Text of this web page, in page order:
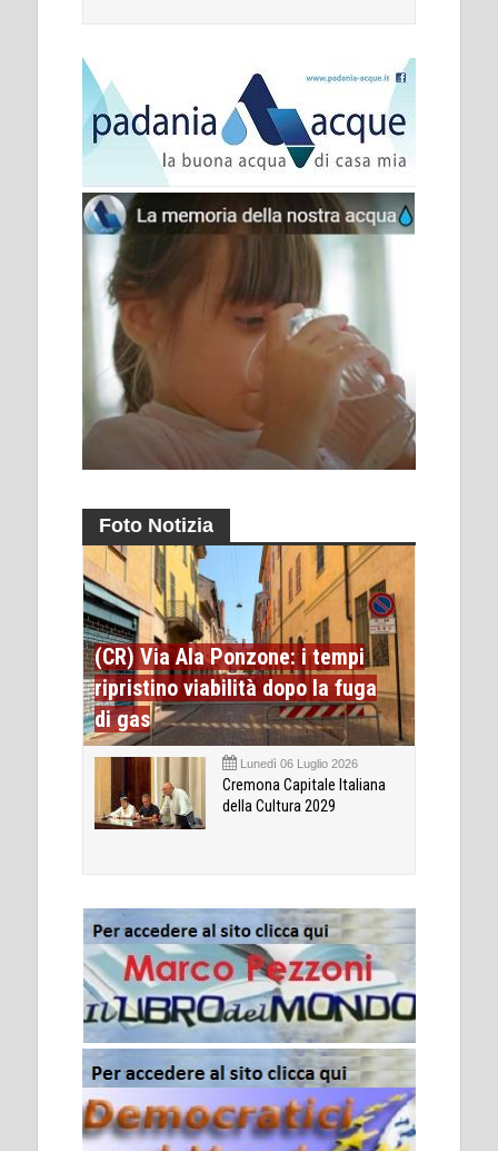
Foto Notizia
(CR) Via Ala Ponzone: i tempi
ripristino viabilità dopo la fuga
di gas
Lunedì 06 Luglio 2026
Cremona Capitale Italiana
della Cultura 2029